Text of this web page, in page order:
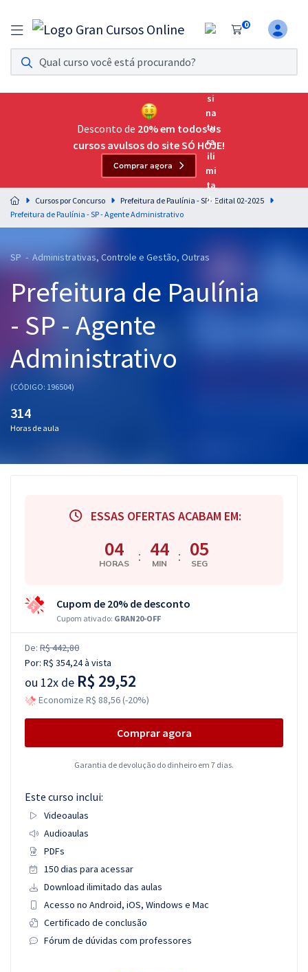
0
Assinatura Ilimitada 11
Acesso a todos os cursos. Teste grátis por 7 dias!
Assinatura OAB Até Passar
Acesso ilimitado a toda preparação para o Exame da
Residências Multiprofissionais
Preparação completa e intensiva para as principais
residências em saúde do Brasil
Cursos 20% OFF
Pós
Graduação
OAB
Mentorias
Desconto de 20% em todos os
cursos avulsos do site SÓ HOJE!
Comprar agora
Cursos por Concurso
Prefeitura de Paulínia - SP - Edital 02-2025
Prefeitura de Paulínia - SP - Agente Administrativo
SP - Administrativas, Controle e Gestão, Outras
Prefeitura de Paulínia
- SP - Agente
Administrativo
(CÓDIGO: 196504)
314
Horas de aula
ESSAS OFERTAS ACABAM EM:
04
HORAS : 44
MIN : 04
SEG
Cupom de 20% de desconto
Cupom ativado: GRAN20-OFF
De: R$ 442,80
Por: R$ 354,24à vista
ou 12x de R$ 29,52
Economize R$ 88,56 (-20%)
Comprar agora
Garantia de devolução do dinheiro em 7 dias.
Este curso inclui:
Videoaulas
Audioaulas
PDFs
150 dias para acessar
Download ilimitado das aulas
Acesso no Android, iOS, Windows e Mac
Certificado de conclusão
Fórum de dúvidas com professores